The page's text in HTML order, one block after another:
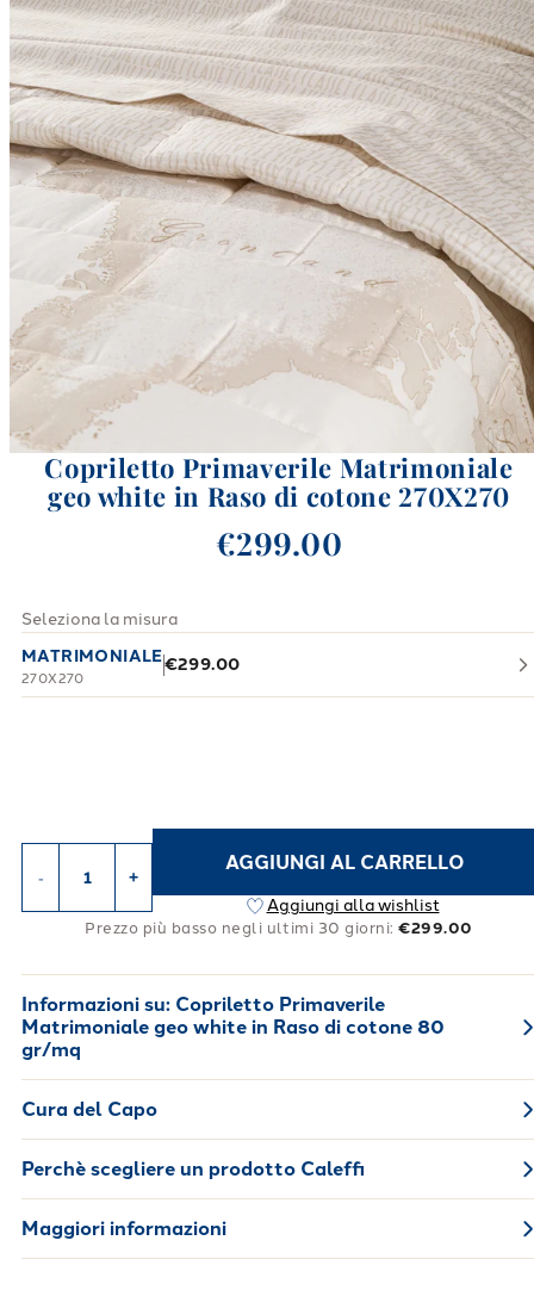
Copriletto Primaverile Matrimoniale
geo white in Raso di cotone 270X270
€299.00
Seleziona la misura
MATRIMONIALE
270X270
€299.00
- +
AGGIUNGI AL CARRELLO
Aggiungi alla wishlist
Prezzo più basso negli ultimi 30 giorni: €299.00
Informazioni su: Copriletto Primaverile
Matrimoniale geo white in Raso di cotone 80
gr/mq
Cura del Capo
Perchè scegliere un prodotto Caleffi
Maggiori informazioni